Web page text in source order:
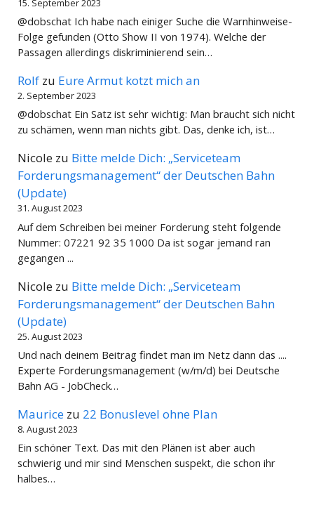
@dobschat Ich habe nach einiger Suche die Warnhinweise-
Folge gefunden (Otto Show II von 1974). Welche der
Passagen allerdings diskriminierend sein…
Rolf zu Eure Armut kotzt mich an
2. September 2023
@dobschat Ein Satz ist sehr wichtig: Man braucht sich nicht
zu schämen, wenn man nichts gibt. Das, denke ich, ist…
Nicole zu Bitte melde Dich: „Serviceteam
Forderungsmanagement“ der Deutschen Bahn
(Update)
31. August 2023
Auf dem Schreiben bei meiner Forderung steht folgende
Nummer: 07221 92 35 1000 Da ist sogar jemand ran
gegangen ...
Nicole zu Bitte melde Dich: „Serviceteam
Forderungsmanagement“ der Deutschen Bahn
(Update)
25. August 2023
Und nach deinem Beitrag findet man im Netz dann das ....
Experte Forderungsmanagement (w/m/d) bei Deutsche
Bahn AG - JobCheck…
Maurice zu 22 Bonuslevel ohne Plan
8. August 2023
Ein schöner Text. Das mit den Plänen ist aber auch
schwierig und mir sind Menschen suspekt, die schon ihr
halbes…